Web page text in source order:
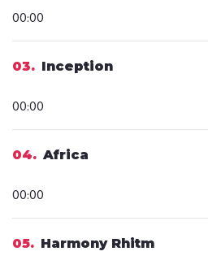
plików
dźwiękowych
00:00
03 Inception
plików
dźwiękowych
00:00
04 Africa
plików
dźwiękowych
00:00
05 Harmony Rhitm